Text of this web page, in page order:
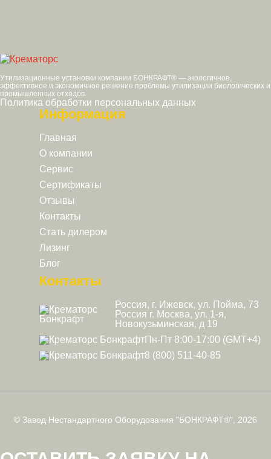
Утилизационные установки компании БОНКРАФТ® — экологичное,
эффективное и экономичное решение проблемы утилизации биологических и
промышленных отходов.
Политика обработки персональных данных
Информация
Главная
О компании
Сервис
Сертификаты
Отзывы
Контакты
Стать дилером
Лизинг
Блог
Контакты
Россия, г. Ижевск, ул. Пойма, 73
Россия г. Москва, ул. 1-я,
Новокузьминская, д 19
Пн-Пт 8:00-17:00 (GMT+4)
8 (800) 511-40-85
© Завод Нестандартного Оборудования "БОНКРАФТ®", 2026